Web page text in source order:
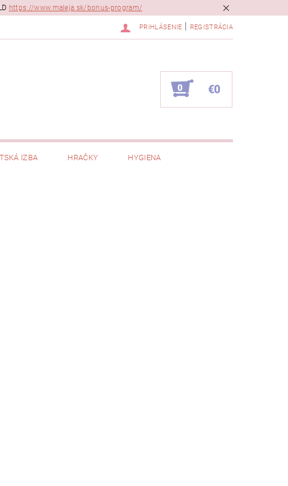
https://www.maleja.sk/bonus-program/
PRIHLÁSENIE REGISTRÁCIA
0 €0
IZBA HRAČKY HYGIENA